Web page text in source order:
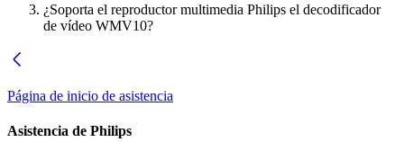
¿Soporta el reproductor multimedia Philips el decodificador
de vídeo WMV10?
Página de inicio de asistencia
Asistencia de Philips